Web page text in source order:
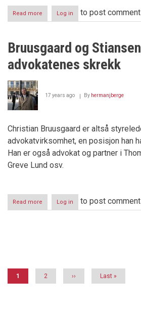
Read more about
"Fattig-
Log in to post
Bruusgaard og
advokatenes skrekk
17 years ago By hermanjberge
Christian Bruusgaard er altså
advokatvirksomhet, en posisjon han
Han er også advokat og partner i
Greve Lund osv.
Read more about
Bruusgaard
Log in to post
Current
page
1 Page
2
Next
page
››
Last
page
Last »